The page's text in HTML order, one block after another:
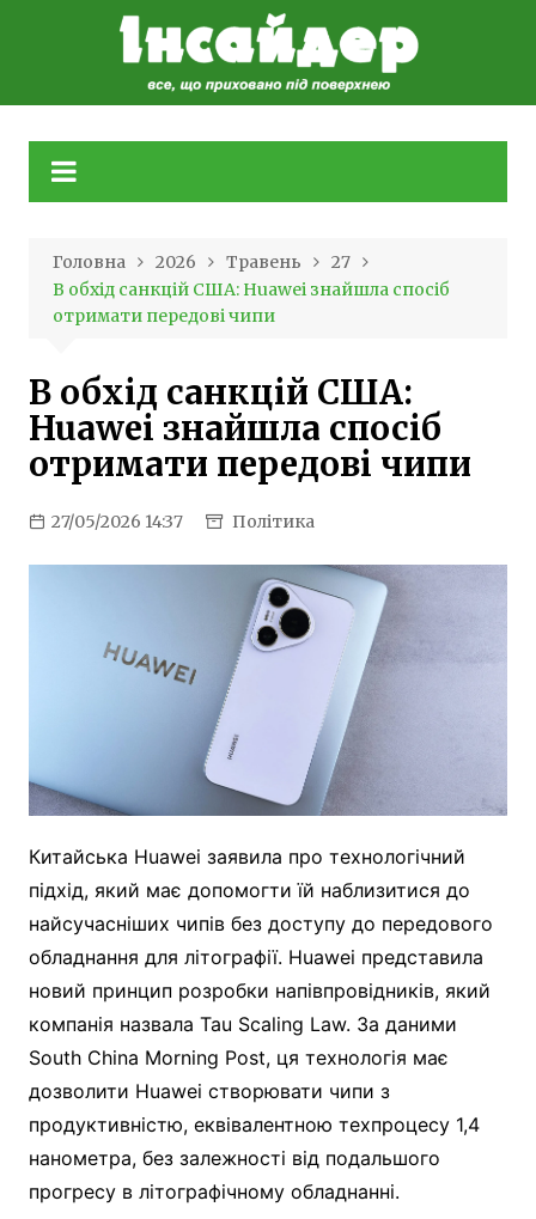
Головна 2026 Травень
27
В обхід санкцій США: Huawei знайшла спосіб
отримати передові чипи
В обхід санкцій США:
Huawei знайшла спосіб
отримати передові чипи
27/05/2026 14:37 Політика
Китайська Huawei заявила про технологічний
підхід, який має допомогти їй наблизитися до
найсучасніших чипів без доступу до передового
обладнання для літографії. Huawei представила
новий принцип розробки напівпровідників, який
компанія назвала Tau Scaling Law. За даними
South China Morning Post, ця технологія має
дозволити Huawei створювати чипи з
продуктивністю, еквівалентною техпроцесу 1,4
нанометра, без залежності від подальшого
прогресу в літографічному обладнанні.